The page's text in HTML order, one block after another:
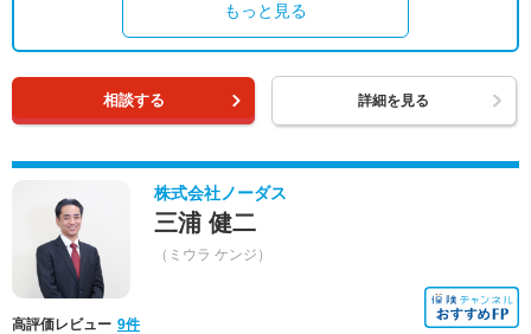
もっと見る
相談する 詳細を見る
株式会社ノーダス
三浦 健二
（ミウラ ケンジ）
高評価レビュー 9件